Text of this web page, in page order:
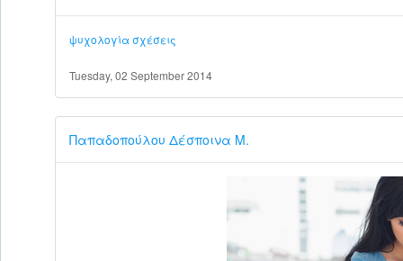
ψυχολογίασχέσεις
Tuesday, 02 September 2014
Παπαδοπούλου Δέσποινα Μ.